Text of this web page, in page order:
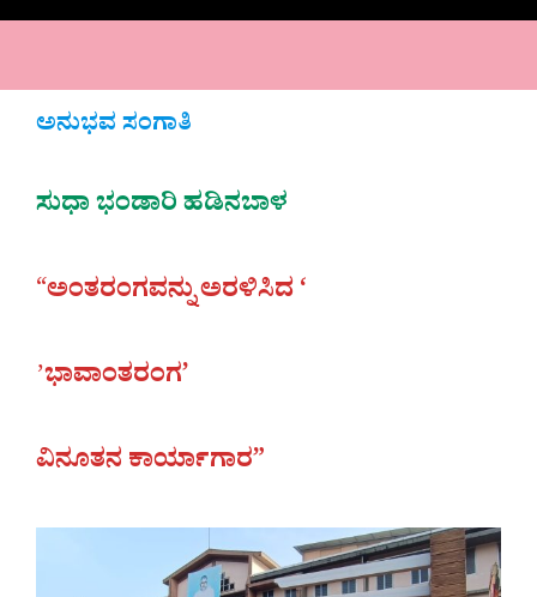
ಅನುಭವ ಸಂಗಾತಿ
ಸುಧಾ ಭಂಡಾರಿ ಹಡಿನಬಾಳ
“ಅಂತರಂಗವನ್ನು ಅರಳಿಸಿದ ‘
ʼಭಾವಾಂತರಂಗ’
ವಿನೂತನ ಕಾರ್ಯಾಗಾರ”